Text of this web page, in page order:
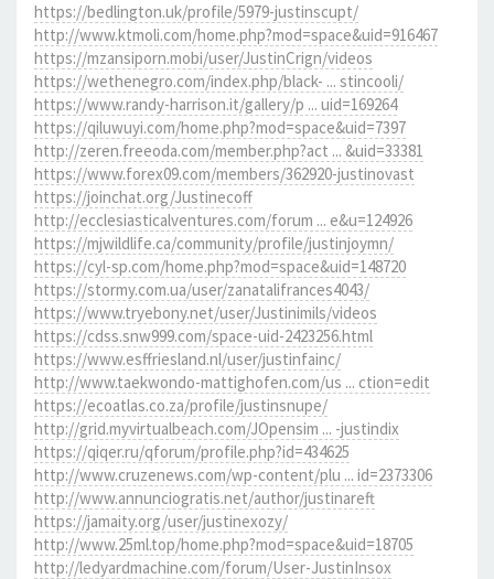
https://bedlington.uk/profile/5979-justinscupt/
http://www.ktmoli.com/home.php?mod=space&uid=916467
https://mzansiporn.mobi/user/JustinCrign/videos
https://wethenegro.com/index.php/black- ... stincooli/
https://www.randy-harrison.it/gallery/p ... uid=169264
https://qiluwuyi.com/home.php?mod=space&uid=7397
http://zeren.freeoda.com/member.php?act ... &uid=33381
https://www.forex09.com/members/362920-justinovast
https://joinchat.org/Justinecoff
http://ecclesiasticalventures.com/forum ... e&u=124926
https://mjwildlife.ca/community/profile/justinjoymn/
https://cyl-sp.com/home.php?mod=space&uid=148720
https://stormy.com.ua/user/zanatalifrances4043/
https://www.tryebony.net/user/Justinimils/videos
https://cdss.snw999.com/space-uid-2423256.html
https://www.esffriesland.nl/user/justinfainc/
http://www.taekwondo-mattighofen.com/us ... ction=edit
https://ecoatlas.co.za/profile/justinsnupe/
http://grid.myvirtualbeach.com/JOpensim ... -justindix
https://qiqer.ru/qforum/profile.php?id=434625
http://www.cruzenews.com/wp-content/plu ... id=2373306
http://www.annunciogratis.net/author/justinareft
https://jamaity.org/user/justinexozy/
http://www.25ml.top/home.php?mod=space&uid=18705
http://ledyardmachine.com/forum/User-JustinInsox